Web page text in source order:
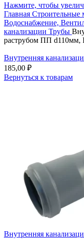
Нажмите, чтобы
Главная Строительные
Водоснабжение,
канализации Трубы
раструбом ПП d110мм,
Внутренняя
185,00 ₽
Вернуться к товарам
Внутренняя